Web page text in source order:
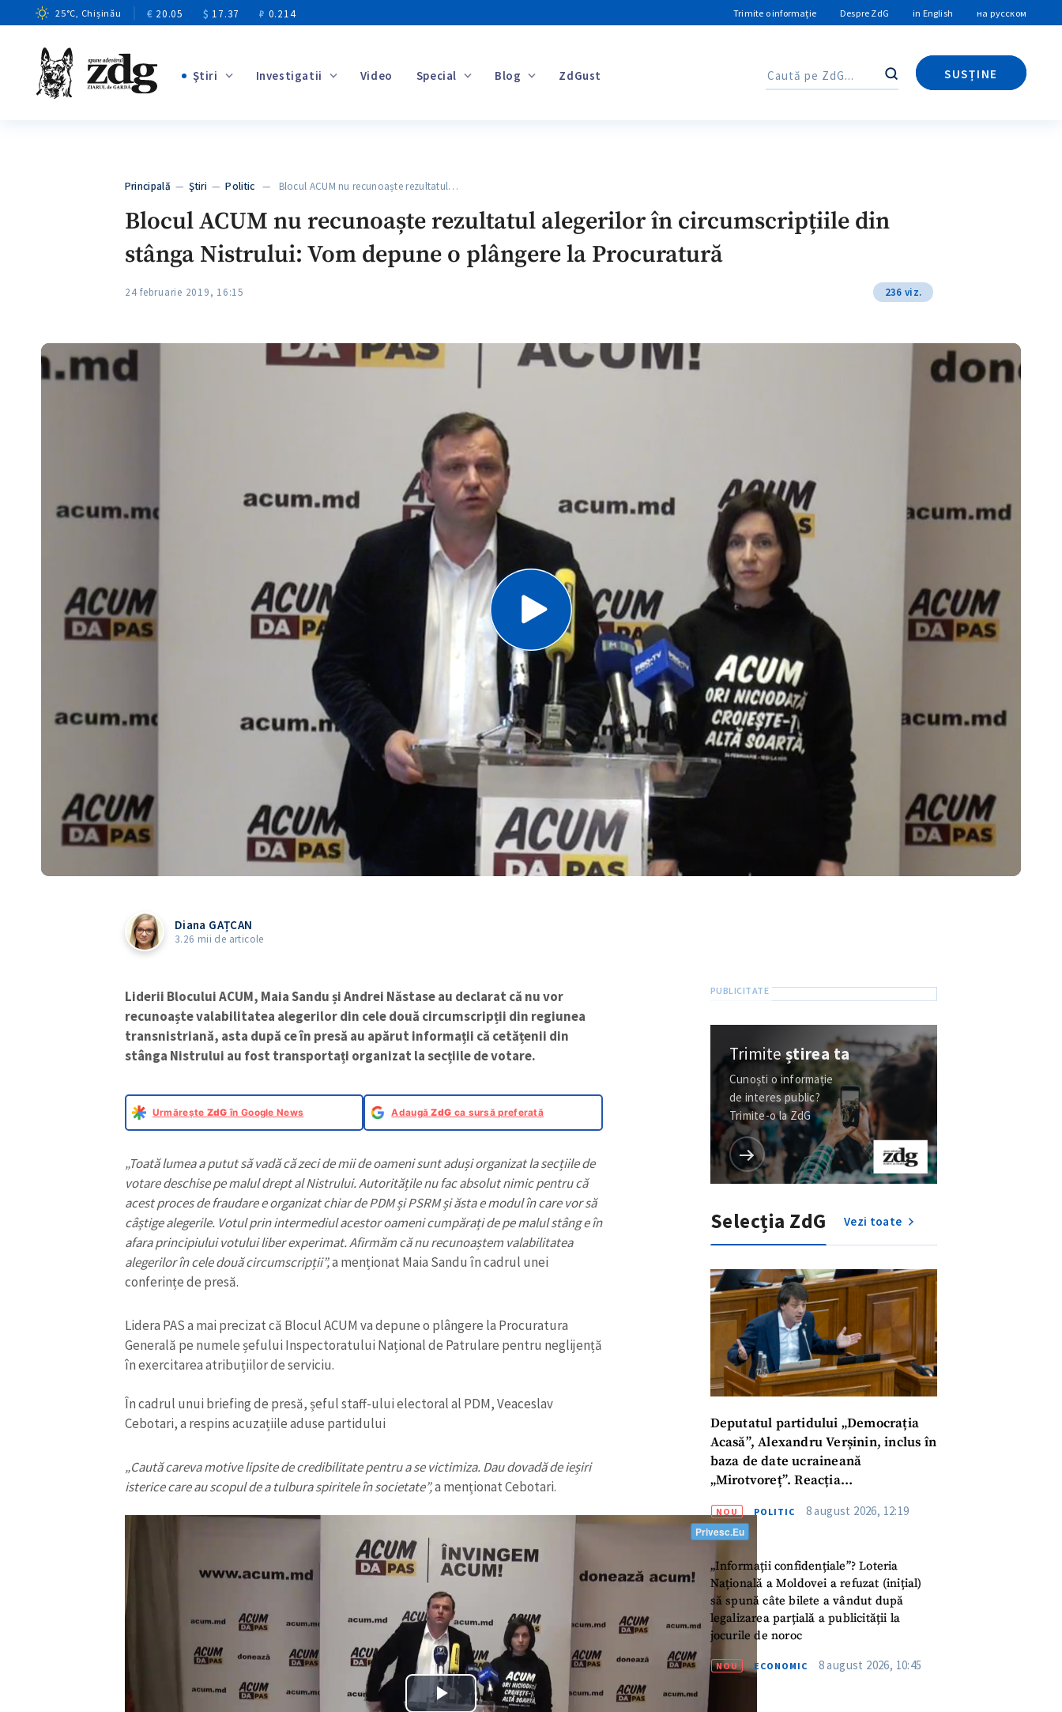
25°C, Chișinău € 20.05 $ 17.37 ₽ 0.214 Trimite o informație Despre ZdG in English на русском
Ştiri Investigatii Video Special Blog ZdGust Caută
SUSȚINE
Caută
Principală —Ştiri —Politic — Blocul ACUM nu recunoaște rezultatul…
Blocul ACUM nu recunoaște rezultatul alegerilor în circumscripțiile din
stânga Nistrului: Vom depune o plângere la Procuratură
24 februarie 2019, 16:15 236 viz.
Diana GAȚCAN
3.26 mii de articole
Liderii Blocului ACUM, Maia Sandu și Andrei Năstase au declarat că nu vor
recunoaște valabilitatea alegerilor din cele două circumscripții din regiunea
transnistriană, asta după ce în presă au apărut informații că cetățenii din
stânga Nistrului au fost transportați organizat la secțiile de votare.
Urmărește ZdG în Google News AdaugăZdG ca sursă preferată
„Toată lumea a putut să vadă că zeci de mii de oameni sunt aduși organizat la secțiile de
votare deschise pe malul drept al Nistrului. Autoritățile nu fac absolut nimic pentru că
acest proces de fraudare e organizat chiar de PDM și PSRM și ăsta e modul în care vor să
câștige alegerile. Votul prin intermediul acestor oameni cumpărați de pe malul stâng e în
afara principiului votului liber experimat. Afirmăm că nu recunoaștem valabilitatea
alegerilor în cele două circumscripții”,a menționat Maia Sandu în cadrul unei
conferințe de presă.
Lidera PAS a mai precizat că Blocul ACUM va depune o plângere la Procuratura
Generală pe numele șefului Inspectoratului Național de Patrulare pentru neglijență
în exercitarea atribuțiilor de serviciu.
În cadrul unui briefing de presă, șeful staff-ului electoral al PDM, Veaceslav
Cebotari, a respins acuzațiile aduse partidului
„Caută careva motive lipsite de credibilitate pentru a se victimiza. Dau dovadă de ieșiri
isterice care au scopul de a tulbura spiritele în societate”,a menționat Cebotari.
Trimiteștirea ta
Cunoști o informație
de interes public?
Trimite-o la ZdG
Selecția ZdG Vezi toate
Deputatul partidului „Democrația
Acasă”, Alexandru Verșinin, inclus în
baza de date ucraineană
„Mirotvoreț”. Reacția
NOU POLITIC 8 august 2026, 12:19
„Informații confidențiale”? Loteria
Națională a Moldovei a refuzat (inițial)
să spună câte bilete a vândut după
legalizarea parțială a publicității la
jocurile de noroc
NOU ECONOMIC 8 august 2026, 10:45
ȘTIREA MEA
Titlu știre + Adaugă titlu
CONTACT SURSĂ
Sursă anonimă